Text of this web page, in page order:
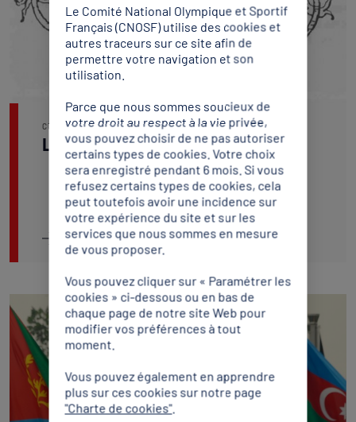
La devise olympique
CULTURE
Lire l'article
Le Comité National Olympique et Sportif
Français (CNOSF) utilise des cookies et
autres traceurs sur ce site afin de
permettre votre navigation et son
utilisation.
Parce que nous sommes soucieux de
votre droit au respect à la vie privée,
vous pouvez choisir de ne pas autoriser
certains types de cookies. Votre choix
sera enregistré pendant 6 mois. Si vous
refusez certains types de cookies, cela
peut toutefois avoir une incidence sur
votre expérience du site et sur les
services que nous sommes en mesure
de vous proposer.
Vous pouvez cliquer sur « Paramétrer les
cookies » ci-dessous ou en bas de
chaque page de notre site Web pour
modifier vos préférences à tout
moment.
Vous pouvez également en apprendre
plus sur ces cookies sur notre page
"Charte de cookies".